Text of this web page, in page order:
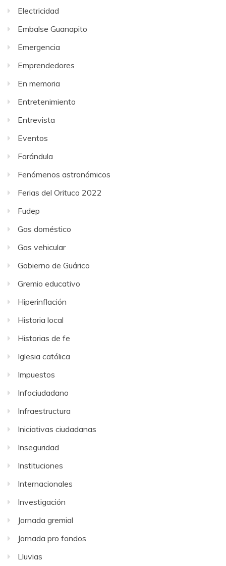
Electricidad
Embalse Guanapito
Emergencia
Emprendedores
En memoria
Entretenimiento
Entrevista
Eventos
Farándula
Fenómenos astronómicos
Ferias del Orituco 2022
Fudep
Gas doméstico
Gas vehicular
Gobierno de Guárico
Gremio educativo
Hiperinflación
Historia local
Historias de fe
Iglesia católica
Impuestos
Infociudadano
Infraestructura
Iniciativas ciudadanas
Inseguridad
Instituciones
Internacionales
Investigación
Jornada gremial
Jornada pro fondos
Lluvias